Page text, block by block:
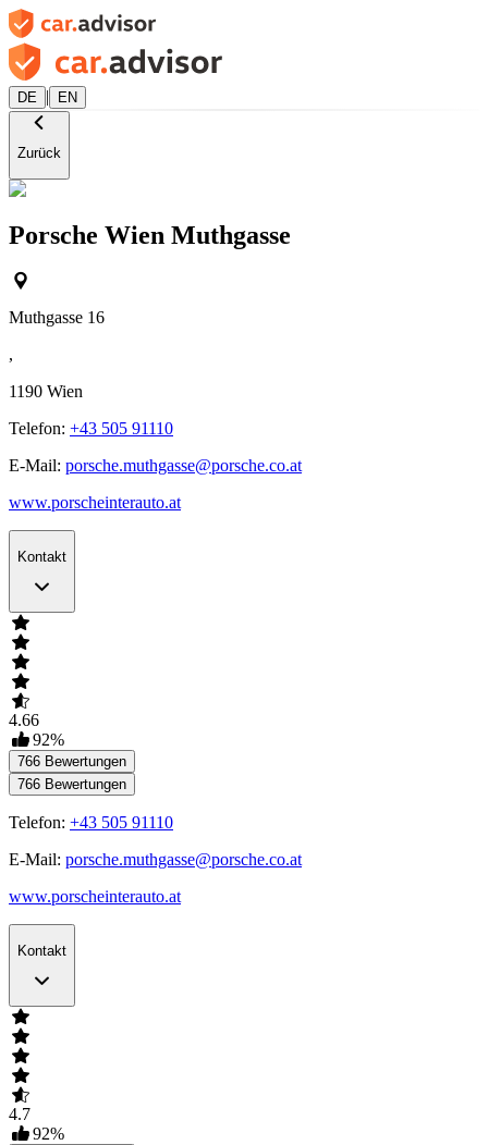
DE | EN
Zurück
Porsche Wien Muthgasse
Muthgasse 16
,
1190 Wien
Telefon: +43 505 91110
E-Mail: porsche.muthgasse@porsche.co.at
www.porscheinterauto.at
Kontakt
4.66
92%
766 Bewertungen
766 Bewertungen
Telefon: +43 505 91110
E-Mail: porsche.muthgasse@porsche.co.at
www.porscheinterauto.at
Kontakt
4.7
92%